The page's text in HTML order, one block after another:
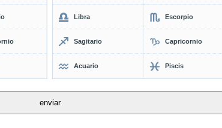
Libra Escorpio
Sagitario Capricornio
Acuario Piscis